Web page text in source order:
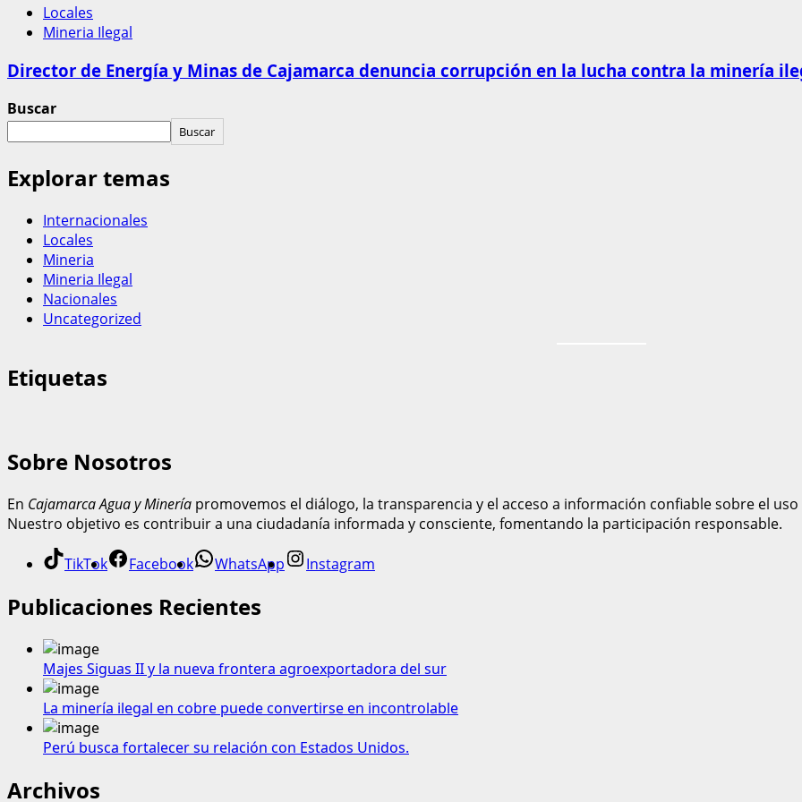
Locales
Mineria Ilegal
Director de Energía y Minas de Cajamarca denuncia corrupción en la lucha contra la minería
Buscar
Buscar
Explorar temas
Internacionales
Locales
Mineria
Mineria Ilegal
Nacionales
Uncategorized
Etiquetas
Sobre Nosotros
En Cajamarca Agua y Minería promovemos el diálogo, la transparencia y el acceso a información confiable sobre el
Nuestro objetivo es contribuir a una ciudadanía informada y consciente, fomentando la participación responsable.
TikTok Facebook WhatsApp Instagram
Publicaciones Recientes
Majes Siguas II y la nueva frontera agroexportadora del sur
La minería ilegal en cobre puede convertirse en incontrolable
Perú busca fortalecer su relación con Estados Unidos.
Archivos